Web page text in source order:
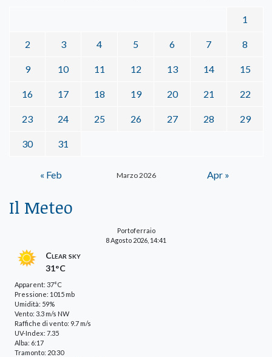
Marzo 2026
1
2 3 4 5 6 7 8
9 10 11 12 13 14 15
16 17 18 19 20 21 22
23 24 25 26 27 28 29
30 31
« Feb Apr »
Il Meteo
Portoferraio
8 Agosto 2026, 14:41
Clear sky
31°C
Apparent: 37°C
Pressione: 1015 mb
Umidità: 59%
Vento: 3.3 m/s NW
Raffiche di vento: 9.7 m/s
UV-Index: 7.35
Alba: 6:17
Tramonto: 20:30